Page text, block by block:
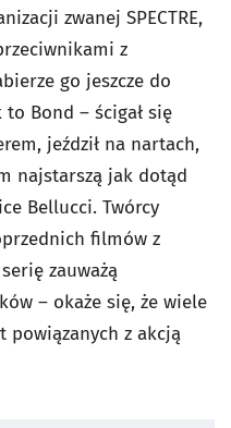
zwanej SPECTRE,
z
go jeszcze do
Bond – ścigał się
jeździł na nartach,
najstarszą jak dotąd
Bellucci. Twórcy
filmów z
zauważą
– okaże się, że wiele
powiązanych z akcją